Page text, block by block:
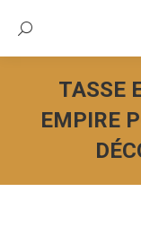
Recherche:
TASSE
EMPIRE